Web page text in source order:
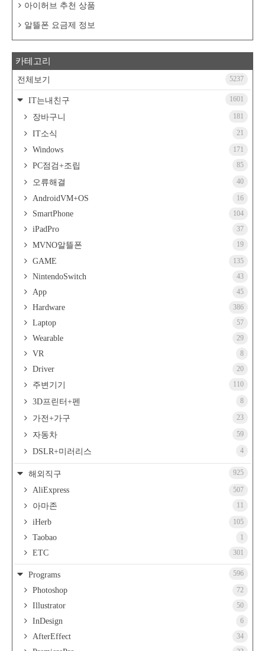
아이허브 추천 상품
알뜰폰 요금제 정보
카테고리
전체보기 5237
IT는내친구 1601
장바구니 181
IT소식 21
Windows 171
PC점검+조립 85
오류해결 40
AndroidVM+OS 16
SmartPhone 104
iPadPro 37
MVNO알뜰폰 19
GAME 135
NintendoSwitch 43
App 45
Hardware 386
Laptop 57
Wearable 29
VR 8
Driver 20
주변기기 110
3D프린터+펜 8
가전+가구 23
자동차 59
DSLR+미러리스 4
해외직구 925
AliExpress 507
아마존 11
iHerb 105
Taobao 1
ETC 301
Programs 596
Photoshop 72
Illustrator 50
InDesign 6
AfterEffect 34